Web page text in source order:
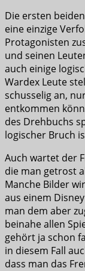
Die ersten
eine einzige
Protagonisten
und seinen
auch einige
Wardex Leute
schusselig an,
entkommen
des Drehbuchs
logischer Bruch
Auch wartet der
die man getrost
Manche Bilder
aus einem
man dem aber
beinahe allen
gehört ja schon
in diesem Fall
dass man das